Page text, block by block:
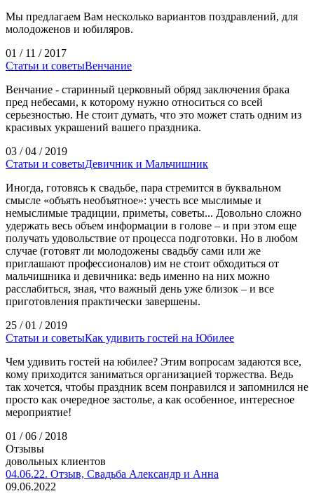
Мы предлагаем Вам несколько вариантов поздравлений, для
молодоженов и юбиляров.
01 / 11 / 2017
Статьи и советыВенчание
Венчание - старинный церковный обряд заключения брака
пред небесами, к которому нужно относиться со всей
серьезностью. Не стоит думать, что это может стать одним из
красивых украшений вашего праздника.
03 / 04 / 2019
Статьи и советыДевичник и Мальчишник
Иногда, готовясь к свадьбе, пара стремится в буквальном
смысле «объять необъятное»: учесть все мыслимые и
немыслимые традиции, приметы, советы... Довольно сложно
удержать весь объем информации в голове – и при этом еще
получать удовольствие от процесса подготовки. Но в любом
случае (готовят ли молодожены свадьбу сами или же
приглашают профессионалов) им не стоит обходиться от
мальчишника и девичника: ведь именно на них можно
расслабиться, зная, что важный день уже близок – и все
приготовления практически завершены.
25 / 01 / 2019
Статьи и советыКак удивить гостей на Юбилее
Чем удивить гостей на юбилее? Этим вопросам задаются все,
кому приходится заниматься организацией торжества. Ведь
так хочется, чтобы праздник всем понравился и запомнился не
просто как очередное застолье, а как особенное, интересное
мероприятие!
01 / 06 / 2018
Отзывы
довольных клиентов
04.06.22. Отзыв, Свадьба Александр и Анна
09.06.2022